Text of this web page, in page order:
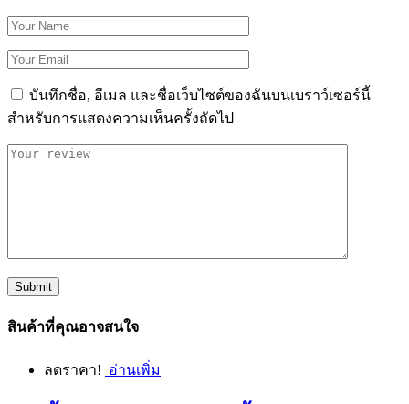
บันทึกชื่อ, อีเมล และชื่อเว็บไซต์ของฉันบนเบราว์เซอร์นี้
สำหรับการแสดงความเห็นครั้งถัดไป
สินค้าที่คุณอาจสนใจ
ลดราคา! อ่านเพิ่ม